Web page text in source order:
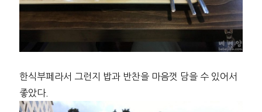
한식부페라서 그런지 밥과 반찬을 마음껏 담을 수 있어서
좋았다.